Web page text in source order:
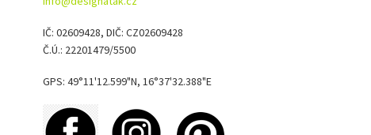
IČ: 02609428, DIČ: CZ02609428
Č.Ú.: 22201479/5500
GPS: 49°11'12.599"N, 16°37'32.388"E